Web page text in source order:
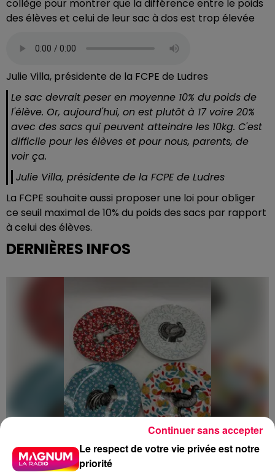
collège pour montrer que la différence entre le poids
des élèves et celui de leur sac à dos est trop élevée
Julie Villa, présidente de la FCPE de Ludres
Le sac devrait peser en moyenne 10% du poids de
l'élève. Or, aujourd'hui, on est plutôt à 17 voire 20%
avec des sacs qui peuvent atteindre les 10kg. C'est
difficile pour les élèves et pour nous, parents, de
voir ça.
Julie Villa, présidente de la FCPE de Ludres
La FCPE souhaite aussi proposer une loi pour obliger
ce seuil maximal de 10% du poids des sacs par rapport
à celui des élèves.
DERNIÈRES INFOS
Le respect de votre vie privée est notre
priorité
Continuer sans accepter